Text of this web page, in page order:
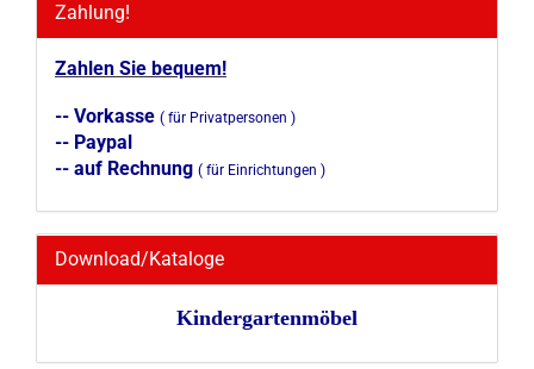
Zahlung!
Zahlen Sie bequem!
-- Vorkasse ( für Privatpersonen )
-- Paypal
-- auf Rechnung ( für Einrichtungen )
Download/Kataloge
Kindergartenmöbel